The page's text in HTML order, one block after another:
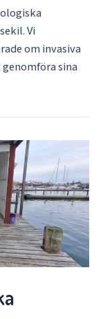
Vi
om invasiva
sina